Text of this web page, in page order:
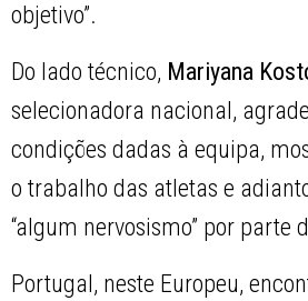
objetivo”.
Do lado técnico, Mariyana
selecionadora nacional,
condições dadas à equipa,
o trabalho das atletas e
“algum nervosismo” por parte
Portugal, neste Europeu,